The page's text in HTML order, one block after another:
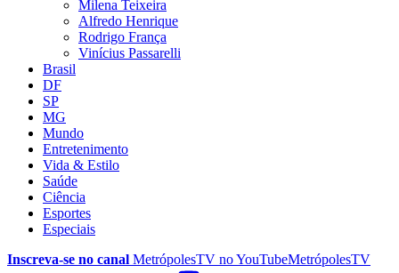
Milena Teixeira
Alfredo Henrique
Rodrigo França
Vinícius Passarelli
Brasil
DF
SP
MG
Mundo
Entretenimento
Vida & Estilo
Saúde
Ciência
Esportes
Especiais
Inscreva-se no canal MetrópolesTV noYouTubeMetrópolesTV